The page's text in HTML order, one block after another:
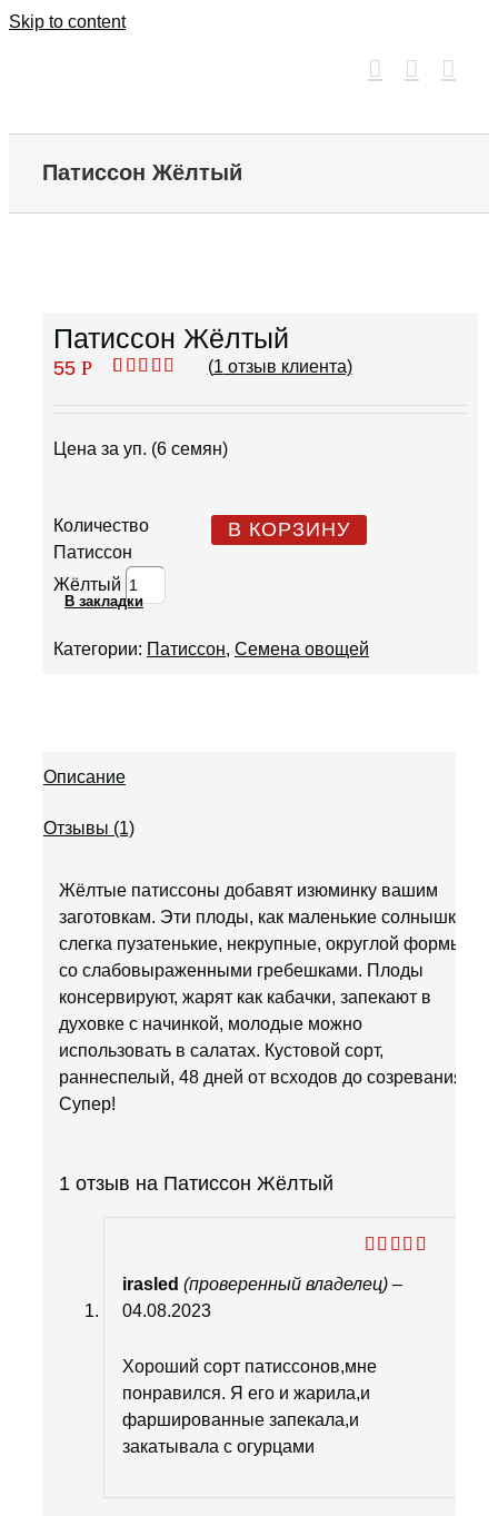
Skip to content
Патиссон Жёлтый
Патиссон Жёлтый
55 Р
опроса
пользователя
(1 отзыв клиента)
Цена за уп. (6 семян)
Количество
Патиссон
Жёлтый
В КОРЗИНУ
В закладки
Категории: Патиссон, Семена овощей
Описание
Отзывы (1)
Жёлтые патиссоны добавят изюминку вашим
заготовкам. Эти плоды, как маленькие солнышки,
слегка пузатенькие, некрупные, округлой формы,
со слабовыраженными гребешками. Плоды
консервируют, жарят как кабачки, запекают в
духовке с начинкой, молодые можно
использовать в салатах. Кустовой сорт,
раннеспелый, 48 дней от всходов до созревания.
Супер!
1 отзыв на Патиссон Жёлтый
из 5
irasled(проверенный владелец) –
04.08.2023
Хороший сорт патиссонов,мне
понравился. Я его и жарила,и
фаршированные запекала,и
закатывала с огурцами